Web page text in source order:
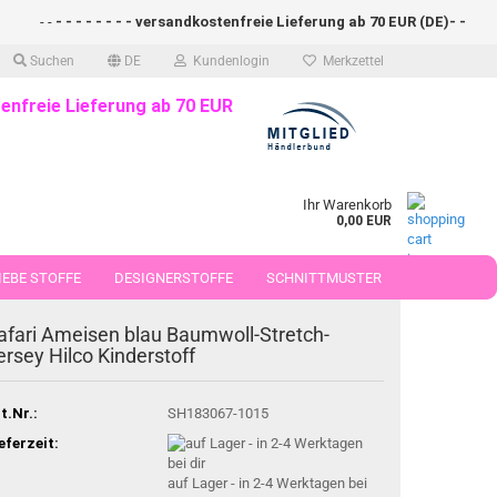
Suchen DE Kundenlogin Merkzettel
- - - - - - - - versandkostenfreie Lieferung ab 70 EUR (DE)- - - -
Lieferung ab 70 EUR
Ihr Warenkorb
0,00 EUR
STOFFE DESIGNERSTOFFE SCHNITTMUSTER
CM
Ameisen blau Baumwoll-Stretch-
Hilco Kinderstoff
SH183067-1015
auf Lager - in 2-4 Werktagen bei